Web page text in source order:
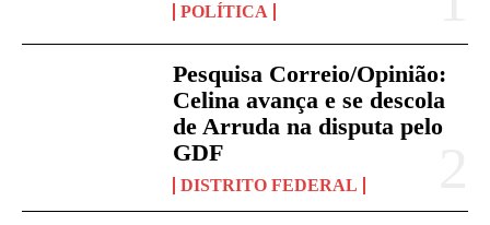
POLÍTICA
Pesquisa Correio/Opinião:
Celina avança e se descola
de Arruda na disputa pelo
GDF
DISTRITO FEDERAL